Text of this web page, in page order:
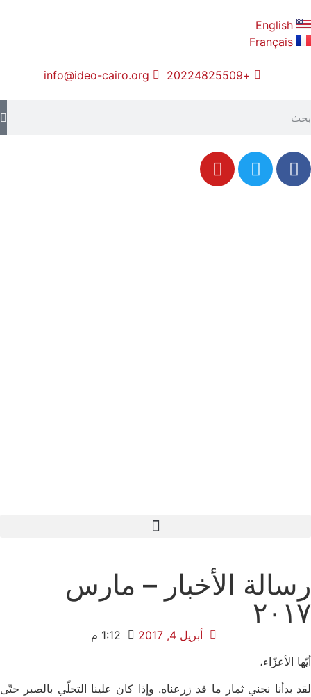
+20224825509
info@ideo-cairo.org
رسالة الأخبار – مارس
٢٠١٧
أبريل 4, 2017
1:12 م
أيّها الأعزّاء،
لقد بدأنا نجني ثمار ما قد زرعناه. وإذا كان علينا التحلّي بالصبر حتّى